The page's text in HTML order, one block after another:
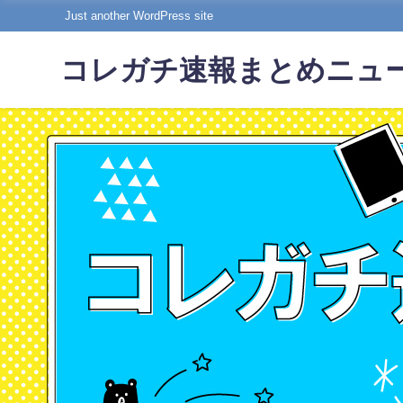
Just another WordPress site
コレガチ速報まとめニュ